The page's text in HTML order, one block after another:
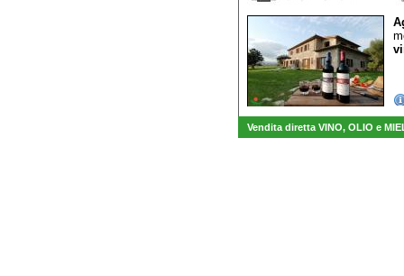
Vendita diretta VINO, OLIO e